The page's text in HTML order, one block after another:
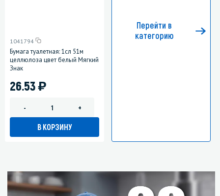
1041794
Бумага туалетная: 1сл 51м
целлюлоза цвет белый Мягкий
Знак
26.53)
- +
В КОРЗИНУ
Перейти в
категорию